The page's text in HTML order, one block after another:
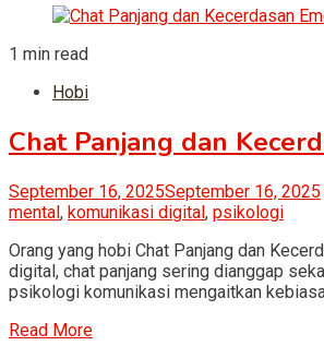
1 min read
Hobi
Chat Panjang dan
September 16, 2025September 16, 2025
mental, komunikasi digital, psikologi
Orang yang hobi Chat Panjang dan
digital, chat panjang sering dianggap
psikologi komunikasi mengaitkan
Read More